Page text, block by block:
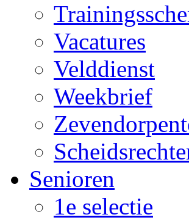
Vacatures
Velddienst
Weekbrief
Senioren
1e selectie